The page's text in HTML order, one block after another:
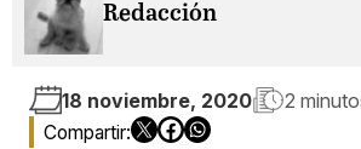
Redacción
18 noviembre, 2020 2